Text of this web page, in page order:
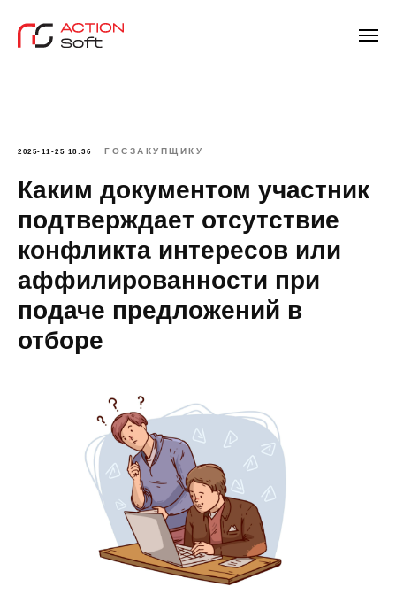
2025-11-25 18:36 ГОСЗАКУПЩИКУ
Каким документом участник
подтверждает отсутствие
конфликта интересов или
аффилированности при
подаче предложений в
отборе